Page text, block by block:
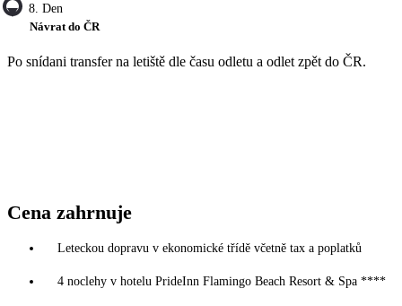
8. Den
Návrat do ČR
Po snídani transfer na letiště dle času odletu a odlet zpět do ČR.
Cena zahrnuje
Leteckou dopravu v ekonomické třídě včetně tax a poplatků
4 noclehy v hotelu PrideInn Flamingo Beach Resort & Spa ****